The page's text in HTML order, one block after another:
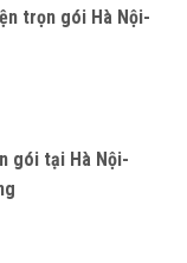
trọn gói Hà Nội-
gói tại Hà Nội-